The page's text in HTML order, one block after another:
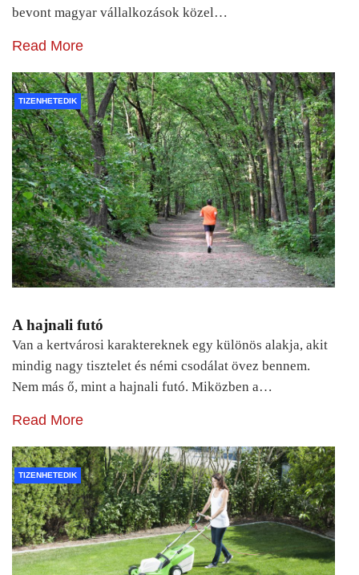
bevont magyar vállalkozások közel…
Read More
TIZENHETEDIK
A hajnali futó
Van a kertvárosi karaktereknek egy különös alakja, akit
mindig nagy tisztelet és némi csodálat övez bennem.
Nem más ő, mint a hajnali futó. Miközben a…
Read More
TIZENHETEDIK